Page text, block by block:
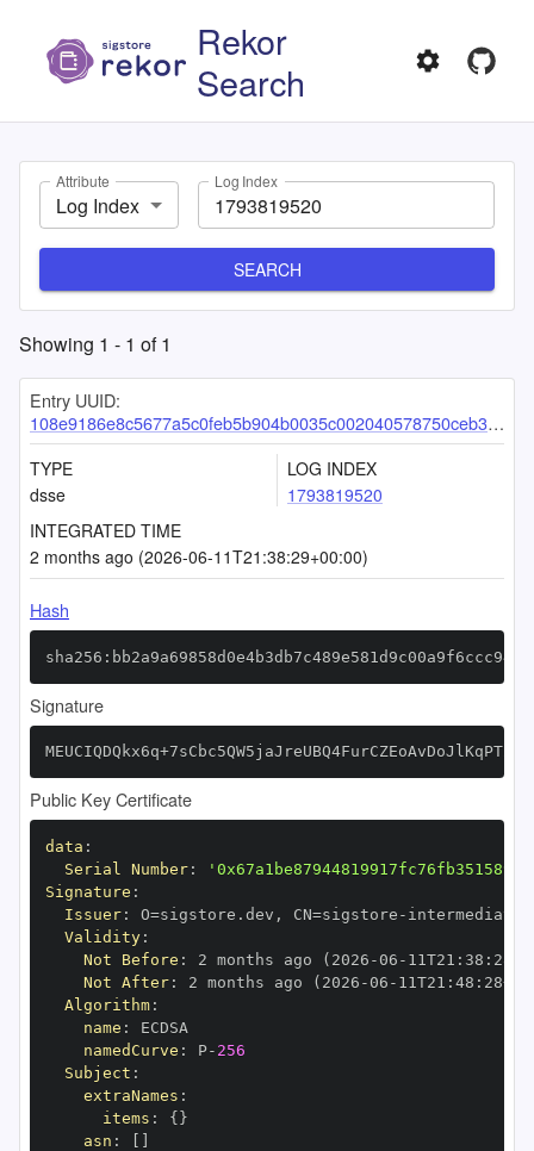
Rekor
Search
Attribute
Log Index
Log Index
SEARCH
Showing 1 - 1 of1
Entry UUID:
108e9186e8c5677a5c0feb5b904b0035c002040578750ceb3d6dbe17b0f4556dccca864412c9ac11
TYPE
dsse
LOG INDEX
1793819520
INTEGRATED TIME
2 months ago (2026-06-11T21:38:29+00:00)
Hash
Signature
Public Key Certificate
data :
Serial Number:
Signature :
Issuer: O=sigstore.dev , CN=sigstore -
Validity:
Not Before : 2 months ago (2026 -06 - 11T21 : 38 :
Not After: 2 months ago (2026 -06 - 11T21 : 48 : 28+00
Algorithm:
name :
namedCurve : P- 256
Subject :
extraNames :
items : { }
asn :